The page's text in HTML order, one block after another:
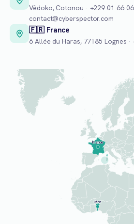
Vêdoko, Cotonou · +229 01 66 06
contact@cyberspector.com
🇫🇷 France
6 Allée du Haras, 77185 Lognes
France
Bénin